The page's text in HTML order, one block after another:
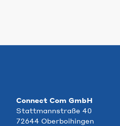
Connect Com GmbH
Stattmannstraße 40
72644 Oberboihingen